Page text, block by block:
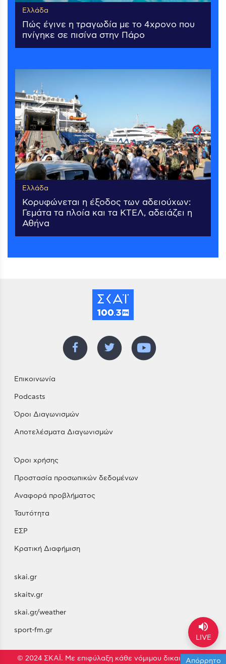
Ελλάδα
Πώς έγινε η τραγωδία με το 4χρονο που
πνίγηκε σε πισίνα στην Πάρο
Ελλάδα
Κορυφώνεται η έξοδος των αδειούχων:
Γεμάτα τα πλοία και τα ΚΤΕΛ, αδειάζει η
Αθήνα
Επικοινωνία
Podcasts
Όροι Διαγωνισμών
Αποτελέσματα Διαγωνισμών
Όροι χρήσης
Προστασία προσωπικών δεδομένων
Αναφορά προβλήματος
Ταυτότητα
ΕΣΡ
Κρατική Διαφήμιση
skai.gr
skaitv.gr
skai.gr/weather
sport-fm.gr
Απόρρητο
© 2024 ΣΚΑΪ. Με επιφύλαξη κάθε νόμιμου δικαιώματος.
volume_up
LIVE